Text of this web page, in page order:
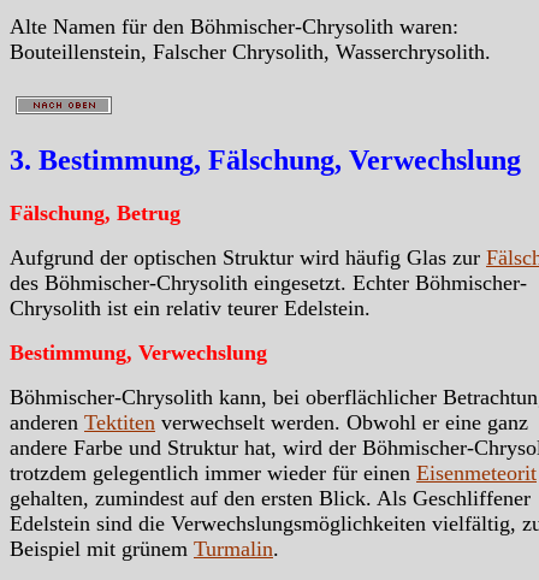
Alte Namen für den Böhmischer-Chrysolith waren:
Bouteillenstein, Falscher Chrysolith, Wasserchrysolith.
3. Bestimmung, Fälschung, Verwechslung
Fälschung, Betrug
Aufgrund der optischen Struktur wird häufig Glas zur
des Böhmischer-Chrysolith eingesetzt. Echter Böhmischer-
Chrysolith ist ein relativ teurer Edelstein.
Bestimmung, Verwechslung
Böhmischer-Chrysolith kann, bei oberflächlicher
anderen Tektiten verwechselt werden. Obwohl er eine ganz
andere Farbe und Struktur hat, wird der Böhmischer-
trotzdem gelegentlich immer wieder für einen Eisenmeteorit
gehalten, zumindest auf den ersten Blick. Als Geschliffener
Edelstein sind die Verwechslungsmöglichkeiten vielfältig,
Beispiel mit grünem Turmalin.